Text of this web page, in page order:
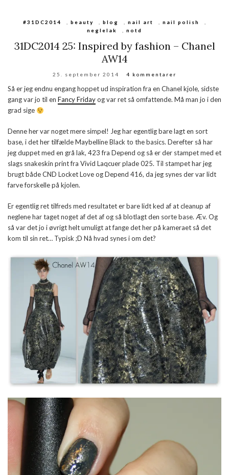
#31DC2014 , beauty , blog , nail art , nail polish
,
neglelak
, notd
31DC2014 25: Inspired by fashion – Chanel
AW14
25. september 2014 4 kommentarer
Så er jeg endnu engang hoppet ud inspiration fra en Chanel kjole, sidste
gang var jo til en Fancy Fridayog var ret så omfattende. Må man jo i den
grad sige
Denne her var noget mere simpel! Jeg har egentlig bare lagt en sort
base, i det her tilfælde Maybelline Black to the basics. Derefter så har
jeg duppet med en grå lak, 423 fra Depend og så er der stampet med et
slags snakeskin print fra Vivid Laqcuer plade 025. Til stampet har jeg
brugt både CND Locket Love og Depend 416, da jeg synes der var lidt
farve forskelle på kjolen.
Er egentlig ret tilfreds med resultatet er bare lidt ked af at cleanup af
neglene har taget noget af det af og så blotlagt den sorte base. Æv. Og
så var det jo i øvrigt helt umuligt at fange det her på kameraet så det
kom til sin ret… Typisk ;D Nå hvad synes i om det?